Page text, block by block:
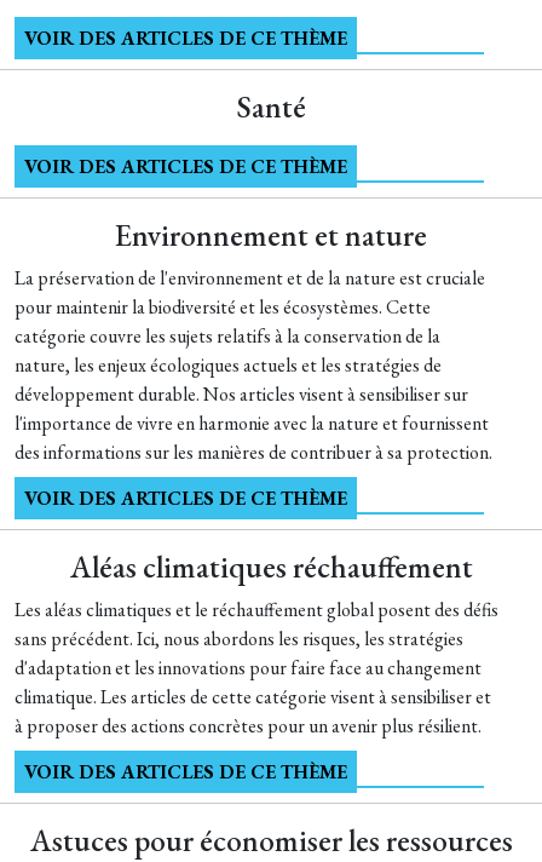
VOIR DES ARTICLES DE CE THÈME
Santé
VOIR DES ARTICLES DE CE THÈME
Environnement et nature
La préservation de l'environnement et de la nature est cruciale
pour maintenir la biodiversité et les écosystèmes. Cette
catégorie couvre les sujets relatifs à la conservation de la
nature, les enjeux écologiques actuels et les stratégies de
développement durable. Nos articles visent à sensibiliser sur
l'importance de vivre en harmonie avec la nature et fournissent
des informations sur les manières de contribuer à sa protection.
VOIR DES ARTICLES DE CE THÈME
Aléas climatiques réchauffement
Les aléas climatiques et le réchauffement global posent des défis
sans précédent. Ici, nous abordons les risques, les stratégies
d'adaptation et les innovations pour faire face au changement
climatique. Les articles de cette catégorie visent à sensibiliser et
à proposer des actions concrètes pour un avenir plus résilient.
VOIR DES ARTICLES DE CE THÈME
Astuces pour économiser les ressources